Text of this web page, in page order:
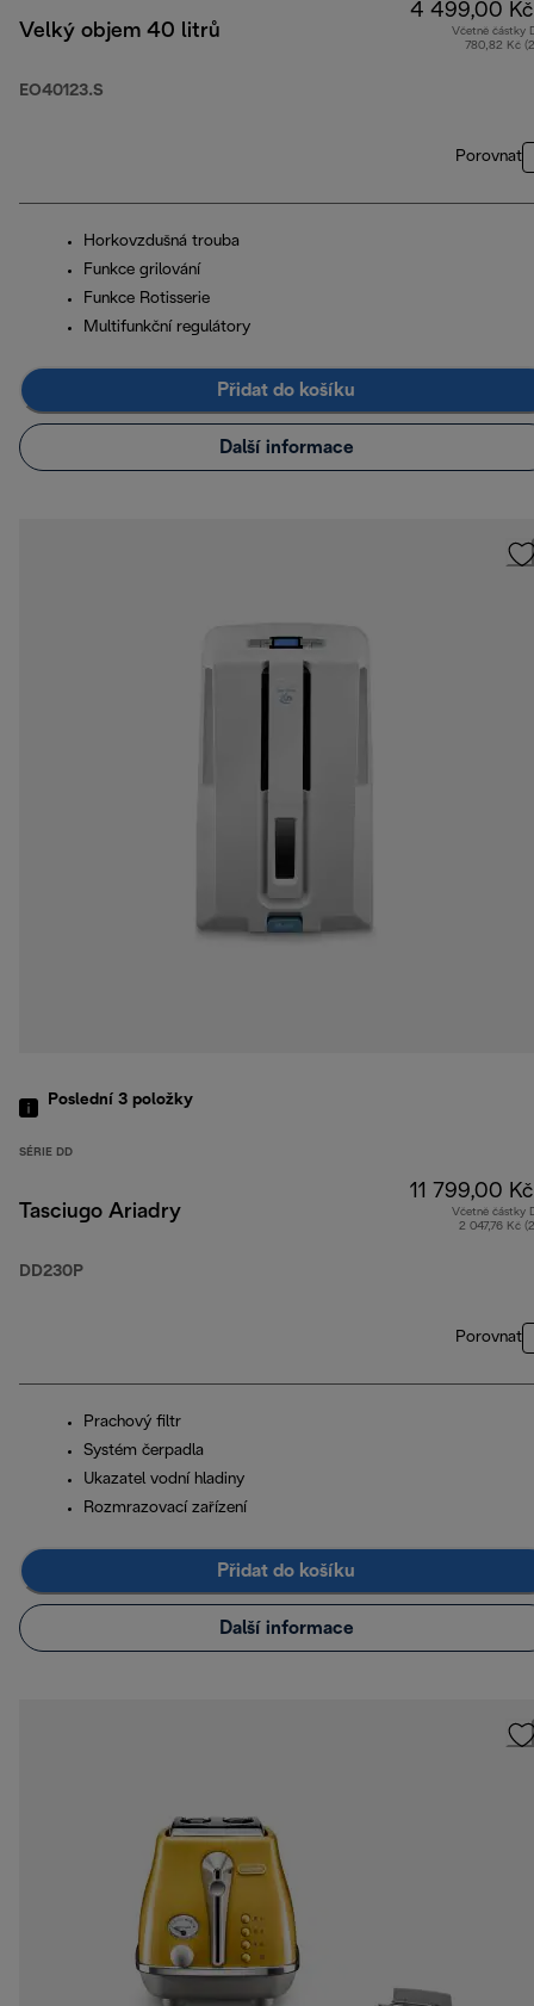
Velký objem 40 litrů
EO40123.S
4 499,00 Kč
Včetně částky
780,82 Kč
Porovnat
Horkovzdušná trouba
Funkce grilování
Funkce Rotisserie
Multifunkční regulátory
Přidat do košíku
Další informace
Poslední 3 položky
SÉRIE DD
Tasciugo Ariadry
DD230P
11 799,00 Kč
Včetně částky
2 047,76 Kč
Porovnat
Prachový filtr
Systém čerpadla
Ukazatel vodní hladiny
Rozmrazovací zařízení
Přidat do košíku
Další informace